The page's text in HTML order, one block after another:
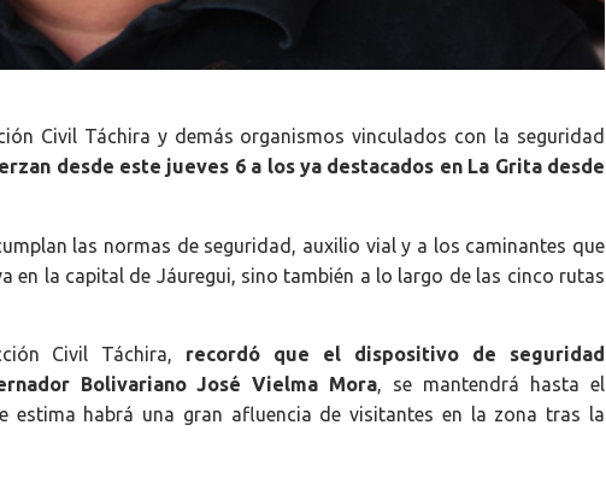
Civil Táchira y demás organismos vinculados con la seguridad
desde este jueves 6 a los ya destacados en La Grita desde
las normas de seguridad, auxilio vial y a los caminantes que
en la capital de Jáuregui, sino también a lo largo de las cinco rutas
Civil Táchira, recordó que el dispositivo de seguridad
Bolivariano José Vielma Mora, se mantendrá hasta el
estima habrá una gran afluencia de visitantes en la zona tras la